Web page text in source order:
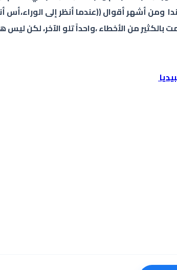
ومن أشهر أقوال ((عندما أنظر إلى
بالكثير من الأخطاء ،واحداً تلو الآخر، لكن